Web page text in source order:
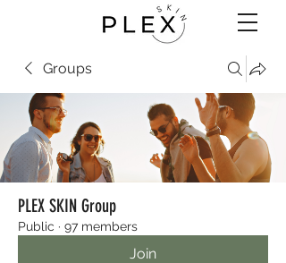
Groups
PLEX SKIN Group
Public · 97 members
Join